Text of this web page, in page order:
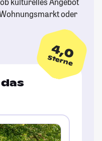
oder
4,0
Sterne